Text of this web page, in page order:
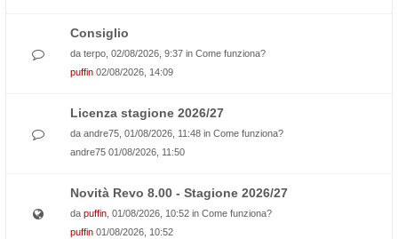
Consiglio
da terpo , 02/08/2026, 9:37 in Come funziona?
puffin 02/08/2026, 14:09
Licenza stagione 2026/27
da andre75 , 01/08/2026, 11:48 in Come funziona?
andre75 01/08/2026, 11:50
Novità Revo 8.00 - Stagione 2026/27
da puffin , 01/08/2026, 10:52 in Come funziona?
puffin 01/08/2026, 10:52